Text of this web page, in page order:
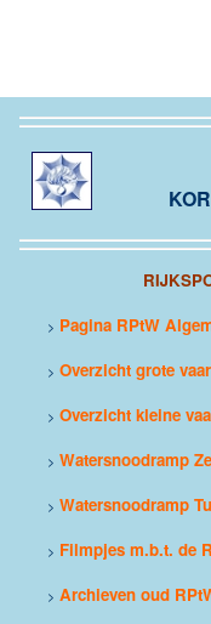
> Pagina RPtW
> Overzicht grote
> Overzicht kleine
> Watersnoodramp
> Watersnoodramp
> Filmpjes m.b.t. de
> Archieven oud